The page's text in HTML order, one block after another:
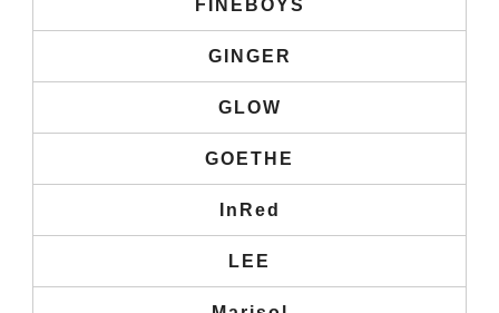
FINEBOYS
GINGER
GLOW
GOETHE
InRed
LEE